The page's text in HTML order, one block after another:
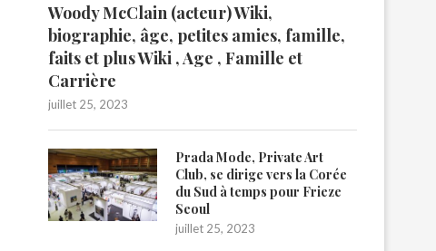
Woody McClain (acteur) Wiki,
biographie, âge, petites amies, famille,
faits et plus Wiki , Age , Famille et
Carrière
juillet 25, 2023
Prada Mode, Private Art
Club, se dirige vers la Corée
du Sud à temps pour Frieze
Seoul
juillet 25, 2023